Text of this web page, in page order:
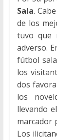
Sala.
de los
tuvo que
adverso.
fútbol
los
dos
los
llevando
marcador
Los